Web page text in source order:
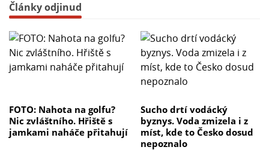
Články odjinud
FOTO: Nahota na golfu?
Nic zvláštního. Hřiště s
jamkami naháče přitahují
Sucho drtí vodácký
byznys. Voda zmizela i z
míst, kde to Česko dosud
nepoznalo